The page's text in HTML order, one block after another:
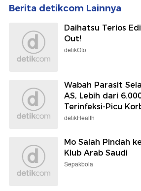
Berita detikcom Lainnya
Daihatsu Terios
Out!
detikOto
Wabah Parasit
AS, Lebih dari
Terinfeksi-Picu
detikHealth
Mo Salah Pindah
Klub Arab Saudi
Sepakbola